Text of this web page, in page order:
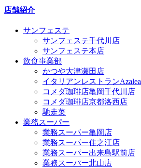
店舗紹介
サンフェステ
サンフェステ千代川店
サンフェステ本店
飲食事業部
かつや大津瀬田店
イタリアンレストランAzalea
コメダ珈琲店亀岡千代川店
コメダ珈琲店京都洛西店
馳走菜
業務スーパー
業務スーパー亀岡店
業務スーパー住之江店
業務スーパー出来島駅前店
業務スーパー北山店